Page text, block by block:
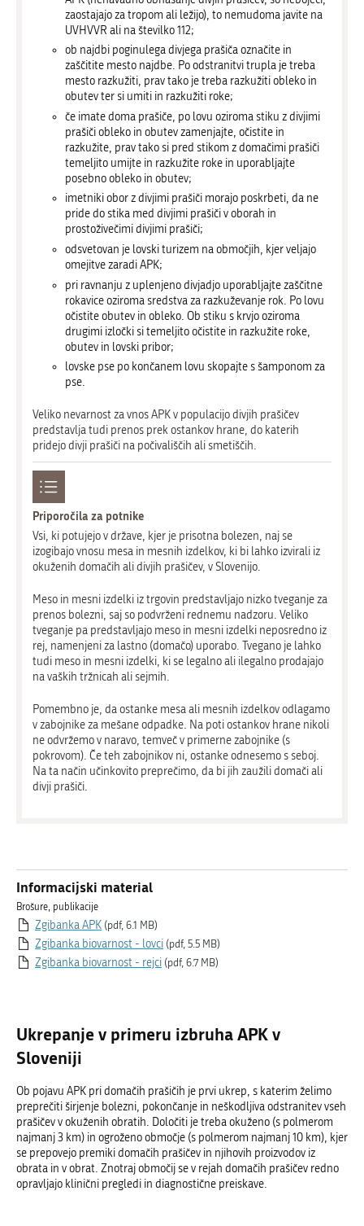
zaostajajo za tropom ali ležijo), to nemudoma javite na
UVHVVR ali na številko 112;
ob najdbi poginulega divjega prašiča označite in
zaščitite mesto najdbe. Po odstranitvi trupla je treba
mesto razkužiti, prav tako je treba razkužiti obleko in
obutev ter si umiti in razkužiti roke;
če imate doma prašiče, po lovu oziroma stiku z divjimi
prašiči obleko in obutev zamenjajte, očistite in
razkužite, prav tako si pred stikom z domačimi prašiči
temeljito umijte in razkužite roke in uporabljajte
posebno obleko in obutev;
imetniki obor z divjimi prašiči morajo poskrbeti, da ne
pride do stika med divjimi prašiči v oborah in
prostoživečimi divjimi prašiči;
odsvetovan je lovski turizem na območjih, kjer veljajo
omejitve zaradi APK;
pri ravnanju z uplenjeno divjadjo uporabljajte zaščitne
rokavice oziroma sredstva za razkuževanje rok. Po lovu
očistite obutev in obleko. Ob stiku s krvjo oziroma
drugimi izločki si temeljito očistite in razkužite roke,
obutev in lovski pribor;
lovske pse po končanem lovu skopajte s šamponom za
pse.
Veliko nevarnost za vnos APK v populacijo divjih prašičev
predstavlja tudi prenos prek ostankov hrane, do katerih
pridejo divji prašiči na počivališčih ali smetiščih.
Priporočila za potnike
Vsi, ki potujejo v države, kjer je prisotna bolezen, naj se
izogibajo vnosu mesa in mesnih izdelkov, ki bi lahko izvirali iz
okuženih domačih ali divjih prašičev, v Slovenijo.
Meso in mesni izdelki iz trgovin predstavljajo nizko tveganje za
prenos bolezni, saj so podvrženi rednemu nadzoru. Veliko
tveganje pa predstavljajo meso in mesni izdelki neposredno iz
rej, namenjeni za lastno (domačo) uporabo. Tvegano je lahko
tudi meso in mesni izdelki, ki se legalno ali ilegalno prodajajo
na vaških tržnicah ali sejmih.
Pomembno je, da ostanke mesa ali mesnih izdelkov odlagamo
v zabojnike za mešane odpadke. Na poti ostankov hrane nikoli
ne odvržemo v naravo, temveč v primerne zabojnike (s
pokrovom). Če teh zabojnikov ni, ostanke odnesemo s seboj.
Na ta način učinkovito preprečimo, da bi jih zaužili domači ali
divji prašiči.
Informacijski material
Brošure, publikacije
Zgibanka APK (pdf, 6.1 MB)
Zgibanka biovarnost - lovci (pdf, 5.5 MB)
Zgibanka biovarnost - rejci (pdf, 6.7 MB)
Ukrepanje v primeru izbruha APK v
Sloveniji
Ob pojavu APK pri domačih prašičih je prvi ukrep, s katerim želimo
preprečiti širjenje bolezni, pokončanje in neškodljiva odstranitev vseh
prašičev v okuženih obratih. Določiti je treba okuženo (s polmerom
najmanj 3 km) in ogroženo območje (s polmerom najmanj 10 km), kjer
se prepovejo premiki domačih prašičev in njihovih proizvodov iz
obrata in v obrat. Znotraj območij se v rejah domačih prašičev redno
opravljajo klinični pregledi in diagnostične preiskave.